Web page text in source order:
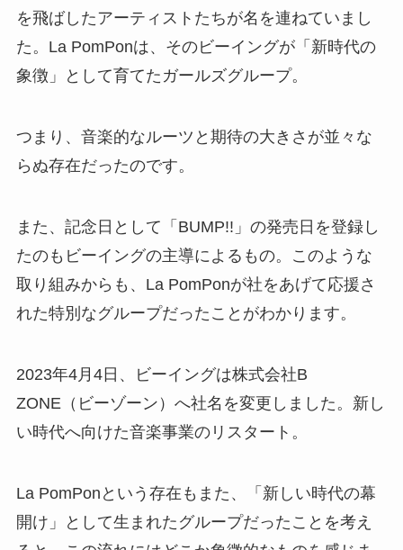
スを披露。その姿に、当時多くの人が心を動かさ
れました。
ちが蘇るというファンも少なくありません。
La PomPon「BUMP!!」の日と関わりのあ
る人物・企業とは？
欠かせない存在があります。
それが、彼女たちの所属していた音楽事務所・株
1990年代から2000年代にかけて、日本の音楽シー
ンを牽引してきた伝説的なレーベル。